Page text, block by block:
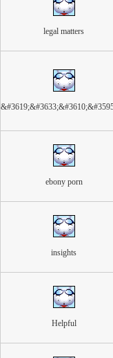
legal matters
ebony porn
insights
Helpful